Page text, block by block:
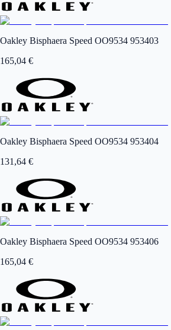
Oakley Bisphaera Speed OO9534 953403
165,04 €
Oakley Bisphaera Speed OO9534 953404
131,64 €
Oakley Bisphaera Speed OO9534 953406
165,04 €